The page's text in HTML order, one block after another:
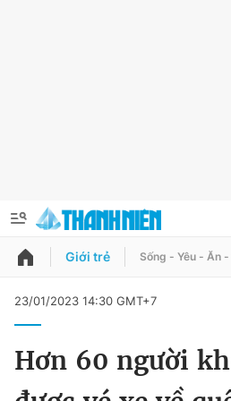
QUẢNG CÁO
Đổi mật khẩu
Giới trẻ Sống - Yêu - Ăn -
23/01/2023 14:30 GMT+7
Hơn 60 người